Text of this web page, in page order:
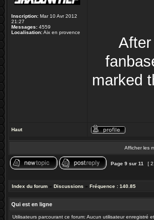
Inscription: Mar 10 Avr 2012
21:27
Messages: 4559
Localisation:Aix en provence
marked
Haut
Afficher les
Page 9 sur 11 [
Index du forum » Discussions » Fréquence : 140.85
Qui est en ligne
Utilisateurs parcourant ce forum: Aucun utilisateur enregistré